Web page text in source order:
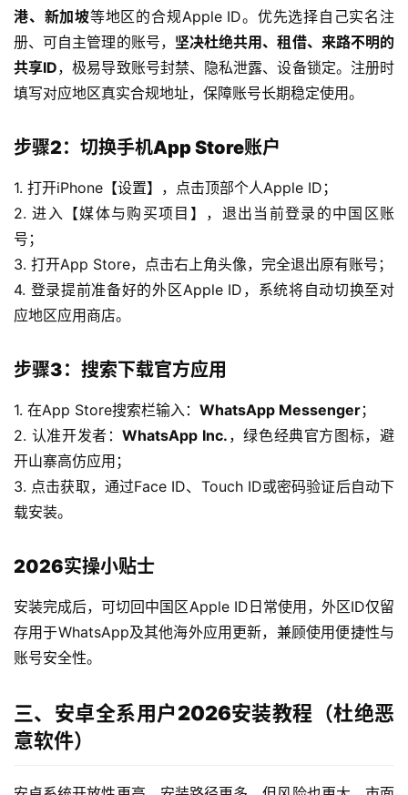
港、新加坡等地区的合规Apple ID。优先选择自己实名注
册、可自主管理的账号， 坚决杜绝共用、租借、来路不明的
共享ID，极易导致账号封禁、隐私泄露、设备锁定。注册时
填写对应地区真实合规地址，保障账号长期稳定使用。
步骤2：切换手机App Store账户
1. 打开iPhone【设置】，点击顶部个人Apple ID；
2. 进入【媒体与购买项目】，退出当前登录的中国区账
号；
3. 打开App Store，点击右上角头像，完全退出原有账号；
4. 登录提前准备好的外区Apple ID，系统将自动切换至对
应地区应用商店。
步骤3：搜索下载官方应用
1. 在App Store搜索栏输入： WhatsApp Messenger；
2. 认准开发者：WhatsApp Inc. ，绿色经典官方图标，避
开山寨高仿应用；
3. 点击获取，通过Face ID、Touch ID或密码验证后自动下
载安装。
2026实操小贴士
安装完成后，可切回中国区Apple ID日常使用，外区ID仅留
存用于WhatsApp及其他海外应用更新，兼顾使用便捷性与
账号安全性。
三、安卓全系用户2026安装教程（杜绝恶
意软件）